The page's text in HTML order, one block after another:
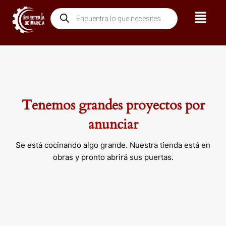
contenido
Búsqueda
de
productos
Menú
Tenemos grandes proyectos por
anunciar
Se está cocinando algo grande. Nuestra tienda está en
obras y pronto abrirá sus puertas.